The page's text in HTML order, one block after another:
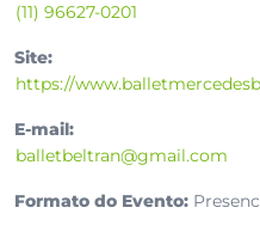
(11) 96627-0201
Site:
https://
E-mail:
balletbeltran@gmail.com
Formato do Evento: